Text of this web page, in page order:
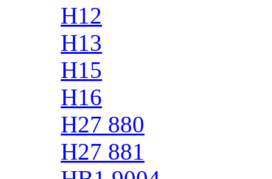
H12
H13
H15
H16
H27 880
H27 881